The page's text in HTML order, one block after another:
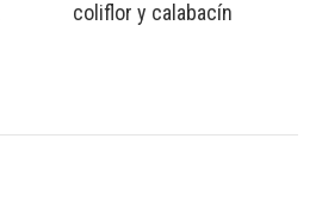
coliflor y calabacín